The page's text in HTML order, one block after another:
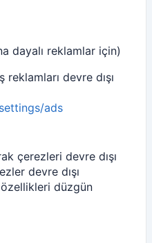
dayalı reklamlar için)
reklamları devre dışı
ads
çerezleri devre dışı
devre dışı
özellikleri düzgün